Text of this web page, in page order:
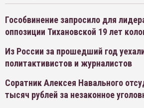
Гособвинение запросило для
оппозиции Тихановской 19 лет
Из России за прошедший год
политактивистов и журналистов
Соратник Алексея Навального
тысяч рублей за незаконное